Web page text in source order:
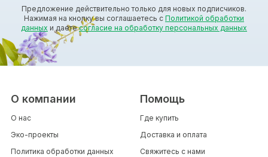
Предложение действительно только для новых подписчиков.
Нажимая на кнопку вы соглашаетесь с Политикой обработки
данных и даетесогласие на обработку персональных данных
О компании
О нас
Эко-проекты
Политика обработки данных
Помощь
Где купить
Доставка и оплата
Свяжитесь с нами